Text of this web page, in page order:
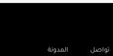
تواصل المدونة